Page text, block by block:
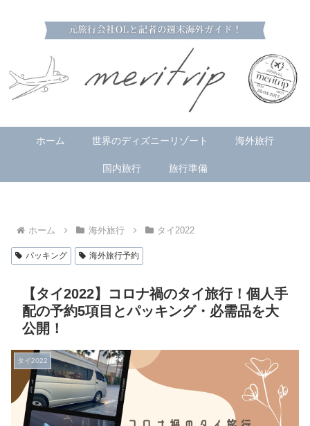
ホーム 世界のディズニーリゾート 海外旅行
国内旅行 旅行準備
ホーム 海外旅行 タイ2022
パッキング 海外旅行予約
【タイ2022】コロナ禍のタイ旅行！個人手
配の予約5項目とパッキング・必需品を大
公開！
タイ2022